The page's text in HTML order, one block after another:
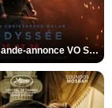
L'Odyssée Bande-annonce VO STFR